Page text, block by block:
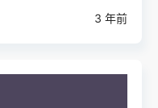
3 年前